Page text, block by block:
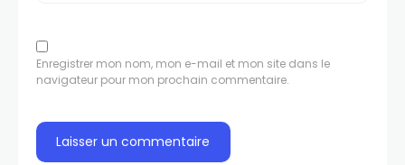
Enregistrer mon nom, mon e-mail et mon site dans le
navigateur pour mon prochain commentaire.